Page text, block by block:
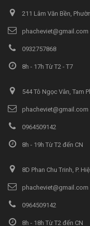
211 Lâm Văn Bền,
phacheviet@gmail.com
0932757868
8h - 17h Từ T2 - T7
544 Tô Ngọc Vân, Tam
phacheviet@gmail.com
0964509142
8h - 19h Từ T2 đến CN
8D Phan Chu Trinh, P.
phacheviet@gmail.com
0964509142
8h - 18h Từ T2 đến CN